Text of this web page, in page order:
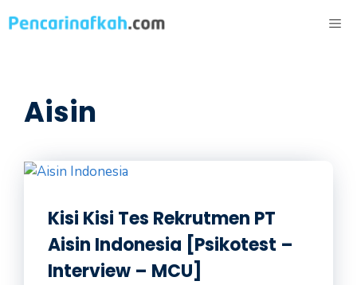
ke
Aisin
Kisi Kisi Tes Rekrutmen PT
Aisin Indonesia [Psikotest –
Interview – MCU]